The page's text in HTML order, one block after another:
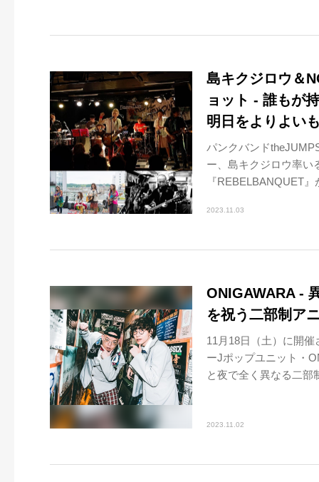
島キクジロウ＆
ョット - 誰もが
明日をよりよい
パンクバンド
ー、島キクジロウ率い
『REBELBANQUET
2023.11.03
ONIGAWARA -
を祝う二部制ア
11月18日（土）に開
ーJポップユニット・
と夜で全く異なる二部
2023.11.02